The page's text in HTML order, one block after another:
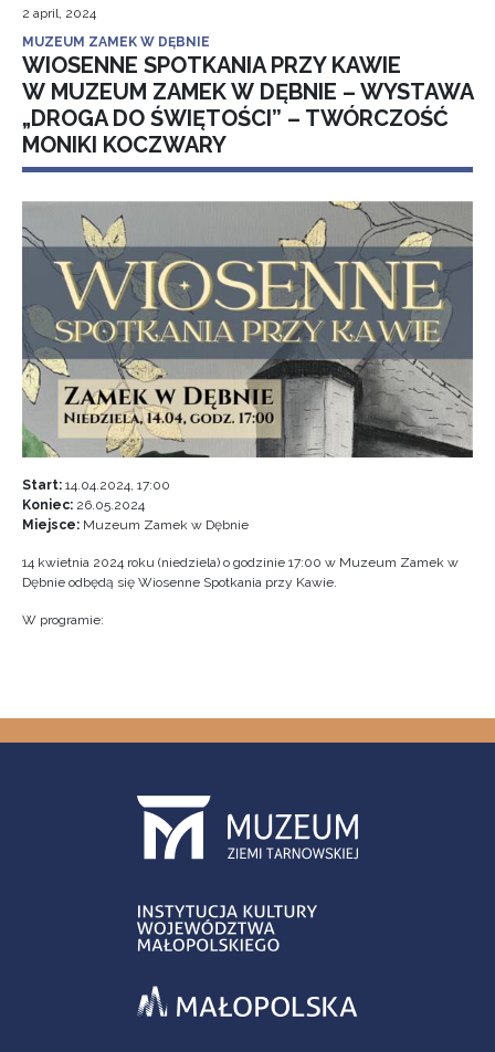
2 april, 2024
MUZEUM ZAMEK W DĘBNIE
WIOSENNE SPOTKANIA PRZY KAWIE
W MUZEUM ZAMEK W DĘBNIE – WYSTAWA
„DROGA DO ŚWIĘTOŚCI” – TWÓRCZOŚĆ
MONIKI KOCZWARY
Start: 14.04.2024, 17:00
Koniec: 26.05.2024
Miejsce: Muzeum Zamek w Dębnie
14 kwietnia 2024 roku (niedziela) o godzinie 17:00 w Muzeum Zamek w
Dębnie odbędą się Wiosenne Spotkania przy Kawie.
W programie: